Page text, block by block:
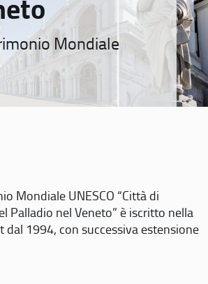
Mondiale
Mondiale UNESCO “Città di
Palladio nel Veneto” è iscritto nella
dal 1994, con successiva estensione